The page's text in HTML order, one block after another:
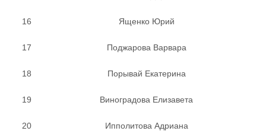
16 Ященко Юрий
17 Поджарова Варвара
18 Порывай Екатерина
19 Виноградова Елизавета
20 Ипполитова Адриана